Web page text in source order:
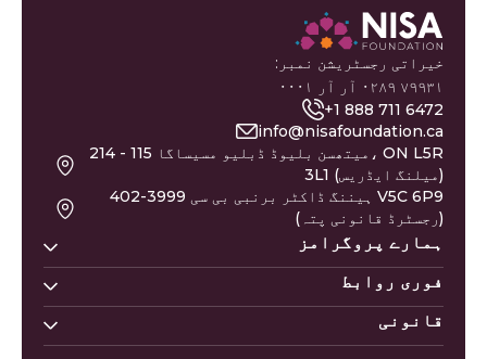
خیراتی رجسٹریشن نمبر:
۷۹۹۳۱ ۰۲۸۹ آر آر ۰۰۰۱
+1 888 711 6472
info@nisafoundation.ca
214 - 115 میتھسن بلیوڈ ڈبلیو مسیساگا، ON L5R
402-3999 ہیننگ ڈاکٹر برنبی بی سی V5C 6P9
ہمارے پروگرامز
نسا ہیلپ لائن
فوری روابط
عطیہ دیںقانونی